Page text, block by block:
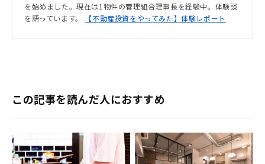
を始めました。現在は1物件の管理組合理事長を経験中。体験談
を語っています。
【不動産投資をやってみた】体験レポート
この記事を読んだ人におすすめ